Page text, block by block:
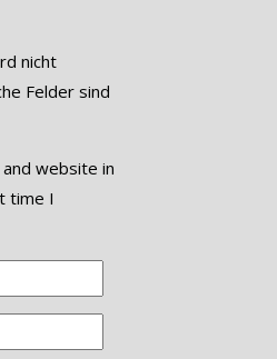
nicht
Felder sind
website in
time I